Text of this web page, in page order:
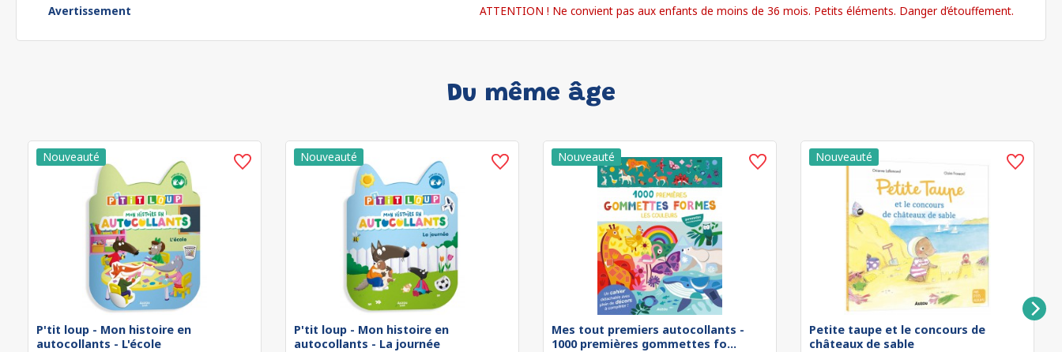
Avertissement
ATTENTION ! Ne convient pas aux enfants de moins de 36 mois. Petits éléments. Danger d’étouffement.
Du même âge
P'tit loup - Mon histoire en
autocollants - L'école
P'tit loup - Mon histoire en
autocollants - La journée
Mes tout premiers autocollants -
1000 premières gommettes fo...
Petite taupe et le concours de
châteaux de sable